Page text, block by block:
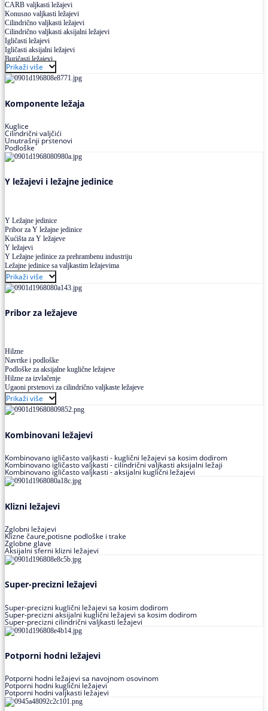
CARB valjkasti ležajevi
Konusno valjkasti ležajevi
Cilindrično valjkasti ležajevi
Cilindrično valjkasti aksijalni ležajevi
Igličasti ležajevi
Igličasti aksijalni ležajevi
Buričasti ležajevi
Buričasti zaptiveni ležajevi
Buričasti aksijalni ležajevi
Prikaži više
Komponente ležaja
Kuglice
Cilindrični valjčići
Unutrašnji prstenovi
Podloške
Y ležajevi i ležajne jedinice
Y Ležajne jedinice
Pribor za Y ležajne jedinice
Kućišta za Y ležajeve
Y ležajevi
Y Ležajne jedinice za prehrambenu industriju
Ležajne jedinice sa valjkastim ležajevima
Prikaži više
Pribor za ležajeve
Hilzne
Navrtke i podloške
Podloške za aksijalne kuglične ležajeve
Hilzne za izvlačenje
Ugaoni prstenovi za cilindrično valjkaste ležajeve
Prikaži više
Kombinovani ležajevi
Kombinovano igličasto valjkasti - kuglični ležajevi sa kosim dodirom
Kombinovano igličasto valjkasti - cilindrični valjkasti aksijalni ležaji
Kombinovano igličasto valjkasti - aksijalni kuglični ležajevi
Klizni ležajevi
Zglobni ležajevi
Klizne čaure,potisne podloške i trake
Zglobne glave
Aksijalni sferni klizni ležajevi
Super-precizni ležajevi
Super-precizni kuglični ležajevi sa kosim dodirom
Super-precizni aksijalni kuglični ležajevi sa kosim dodirom
Super-precizni cilindrični valjkasti ležajevi
Potporni hodni ležajevi
Potporni hodni ležajevi sa navojnom osovinom
Potporni hodni kuglični ležajevi
Potporni hodni valjkasti ležajevi